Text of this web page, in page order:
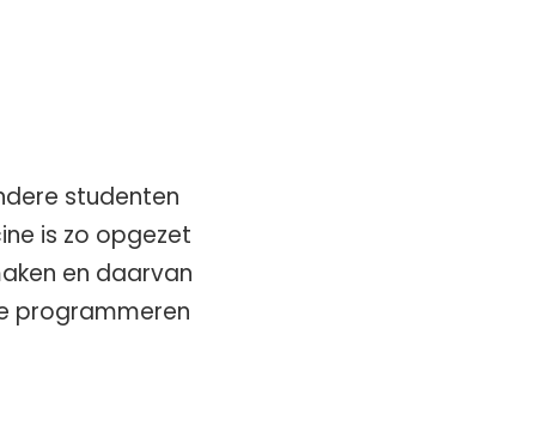
studenten
is zo opgezet
en daarvan
programmeren